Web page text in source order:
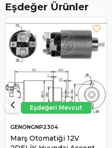
Eşdeğer Ürünler
Marş Otomatiği 12V
GENONGNP2304